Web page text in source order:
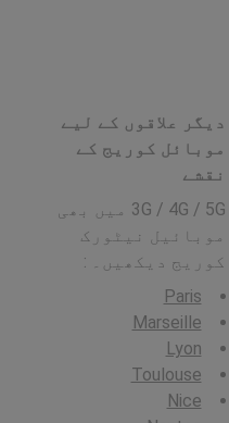
دیگر علاقوں کے لیے
موبائل کوریج کے
نقشے
3G / 4G / 5G میں بھی
موبائیل نیٹورک
کوریج دیکھیں۔ :
Paris
Marseille
Lyon
Toulouse
Nice